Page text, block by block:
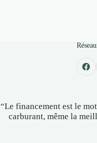
“Le financement est le
carburant, même la